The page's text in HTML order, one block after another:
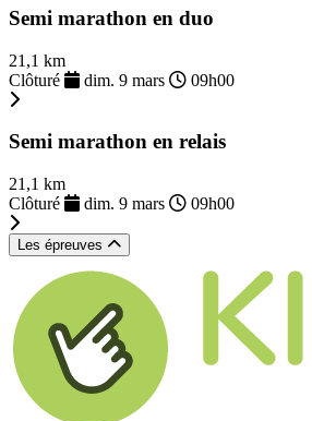
Semi marathon en duo
21,1 km
Clôturé
dim. 9 mars 09h00
Semi marathon en relais
21,1 km
Clôturé
dim. 9 mars 09h00
Les épreuves